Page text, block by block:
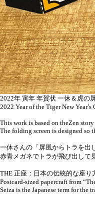
2022年 寅年 年賀状 一休＆虎の
2022 Year of the Tiger New Year’s
This work is based on theZen
The folding screen is designed so
一休さんの「屏風からトラを出
赤青メガネでトラが飛び出して
THE 正座：日本の伝統的な座り
Postcard-sized papercraft from
Seiza is the Japanese term for